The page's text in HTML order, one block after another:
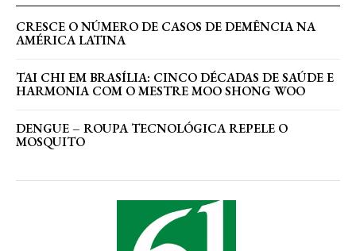
CRESCE O NÚMERO DE CASOS DE DEMÊNCIA NA
AMÉRICA LATINA
TAI CHI EM BRASÍLIA: CINCO DÉCADAS DE SAÚDE E
HARMONIA COM O MESTRE MOO SHONG WOO
DENGUE – ROUPA TECNOLÓGICA REPELE O
MOSQUITO